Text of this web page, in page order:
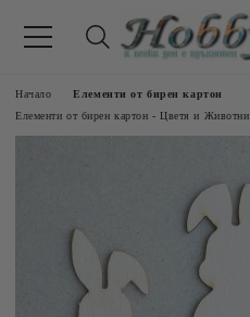
Начало
Елементи от бирен картон
Елементи от бирен картон - Цветя и Животни